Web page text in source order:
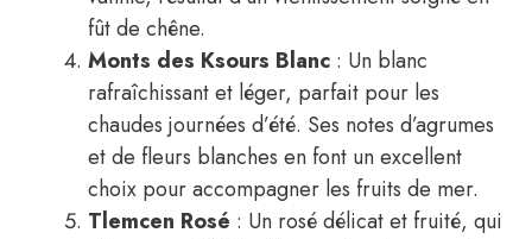
fût de chêne.
Monts des Ksours Blanc : Un blanc
rafraîchissant et léger, parfait pour les
chaudes journées d’été. Ses notes d’agrumes
et de fleurs blanches en font un excellent
choix pour accompagner les fruits de mer.
Tlemcen Rosé : Un rosé délicat et fruité, qui